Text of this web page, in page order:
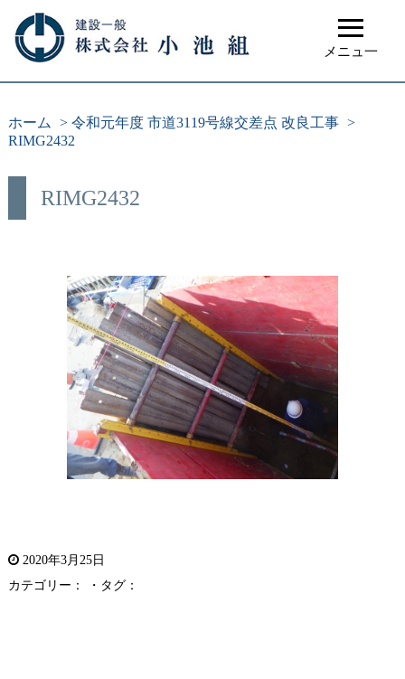
≡
メニュ一
ホーム > 令和元年度 市道3119号線交差点 改良工事 >
RIMG2432
RIMG2432
2020年3月25日
カテゴリー： ・タグ：